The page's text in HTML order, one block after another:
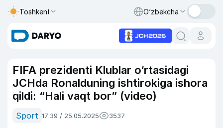
Toshkent O‘zbekcha
FIFA prezidenti Klublar o‘rtasidagi
JCHda Ronalduning ishtirokiga ishora
qildi: “Hali vaqt bor” (video)
Sport 17:39 / 25.05.2025 3537